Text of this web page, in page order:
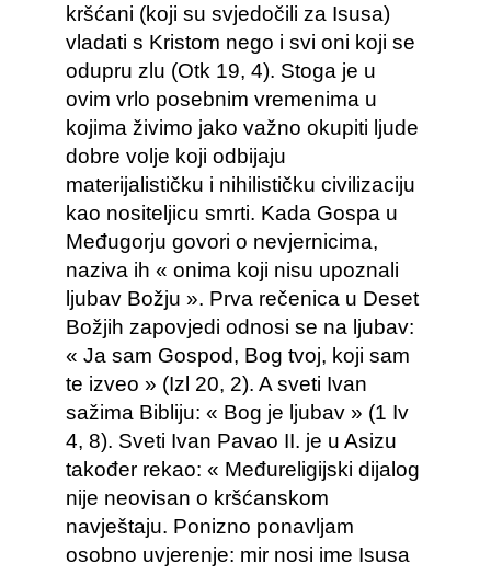
kršćani (koji su svjedočili za Isusa)
vladati s Kristom nego i svi oni koji se
odupru zlu (Otk 19, 4). Stoga je u
ovim vrlo posebnim vremenima u
kojima živimo jako važno okupiti ljude
dobre volje koji odbijaju
materijalističku i nihilističku civilizaciju
kao nositeljicu smrti. Kada Gospa u
Međugorju govori o nevjernicima,
naziva ih « onima koji nisu upoznali
ljubav Božju ». Prva rečenica u Deset
Božjih zapovjedi odnosi se na ljubav:
« Ja sam Gospod, Bog tvoj, koji sam
te izveo » (Izl 20, 2). A sveti Ivan
sažima Bibliju: « Bog je ljubav » (1 Iv
4, 8). Sveti Ivan Pavao II. je u Asizu
također rekao: « Međureligijski dijalog
nije neovisan o kršćanskom
navještaju. Ponizno ponavljam
osobno uvjerenje: mir nosi ime Isusa